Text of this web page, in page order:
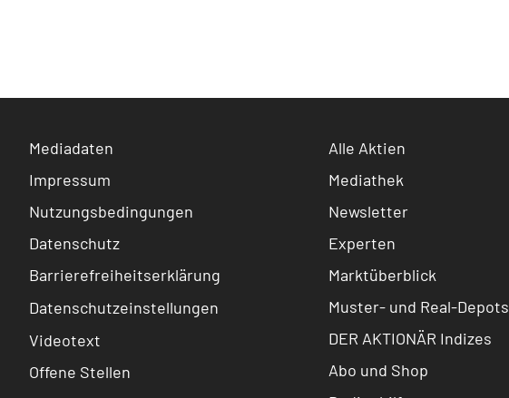
Mediadaten
Impressum
Nutzungsbedingungen
Datenschutz
Barrierefreiheitserklärung
Datenschutzeinstellungen
Videotext
Offene Stellen
Alle Aktien
Mediathek
Newsletter
Experten
Marktüberblick
Muster- und Real-Depots
DER AKTIONÄR Indizes
Abo und Shop